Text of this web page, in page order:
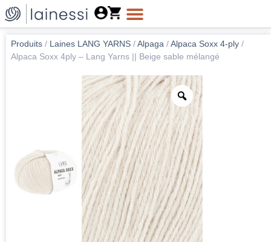
Produits / Laines LANG YARNS /Alpaga /Alpaca Soxx 4-ply /
Alpaca Soxx 4ply – Lang Yarns || Beige sable mélangé